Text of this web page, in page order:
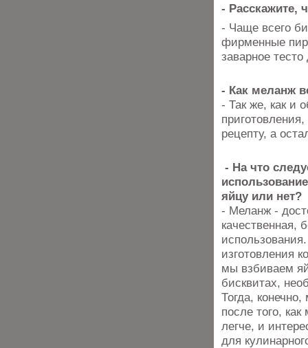
- Расскажите,
- Чаще всего
фирменные
заварное
- Как меланж
- Так же, как и
рецепту, а
- На что
яйцу или нет?
- Меланж -
качественная,
изготовления
мы взбиваем
бисквитах,
Тогда,
после того,
легче, и
для